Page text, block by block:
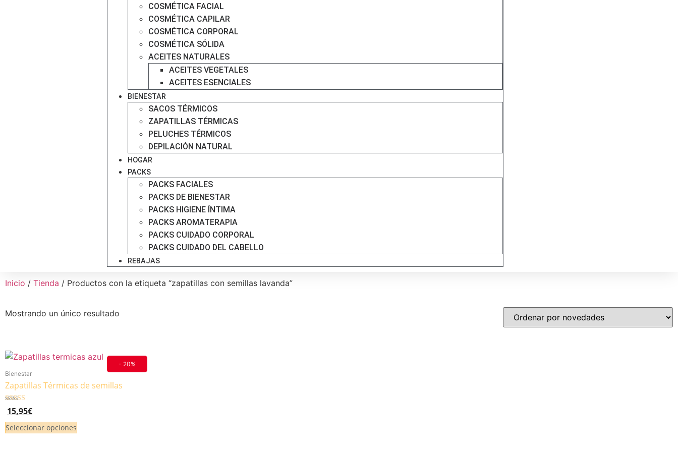
COSMÉTICA FACIAL
COSMÉTICA CAPILAR
COSMÉTICA CORPORAL
COSMÉTICA SÓLIDA
ACEITES NATURALES
ACEITES VEGETALES
ACEITES ESENCIALES
BIENESTAR
SACOS TÉRMICOS
ZAPATILLAS TÉRMICAS
PELUCHES TÉRMICOS
DEPILACIÓN NATURAL
HOGAR
PACKS
PACKS FACIALES
PACKS DE BIENESTAR
PACKS HIGIENE ÍNTIMA
PACKS AROMATERAPIA
PACKS CUIDADO CORPORAL
PACKS CUIDADO DEL CABELLO
REBAJAS
Inicio / Tienda / Productos con la etiqueta “zapatillas con semillas lavanda”
Mostrando un único resultado
- 20%
Bienestar
Zapatillas Térmicas de semillas
Valorado
4.83
de 5
15,95€
Seleccionar opciones